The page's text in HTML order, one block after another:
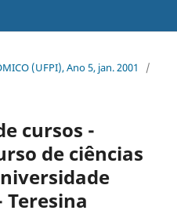
(UFPI), Ano 5, jan. 2001
/
cursos -
de ciências
Teresina